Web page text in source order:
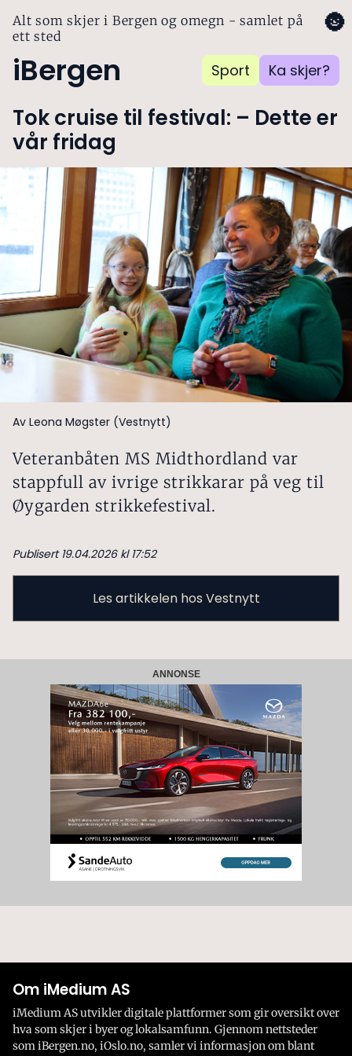
Alt som skjer i Bergen og omegn - samlet på
ett sted
iBergen Sport Ka skjer?
🌚
Tok cruise til festival: – Dette er
vår fridag
Av Leona Møgster (Vestnytt)
Veteranbåten MS Midthordland var
stappfull av ivrige strikkarar på veg til
Øygarden strikkefestival.
Publisert 19.04.2026 kl 17:52
Les artikkelen hos Vestnytt
ANNONSE
Om iMedium AS
iMedium AS utvikler digitale plattformer som gir oversikt over
hva som skjer i byer og lokalsamfunn. Gjennom nettsteder
som iBergen.no, iOslo.no, samler vi informasjon om blant